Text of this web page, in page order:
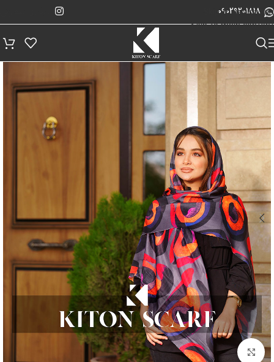
Skip to navigation
Skip to main content
09029201818
بزرگنمایی تصویر